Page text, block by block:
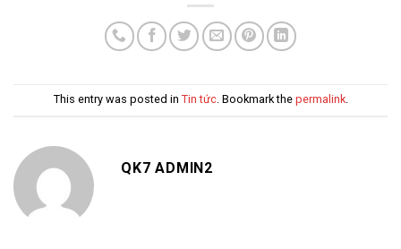
This entry was posted in Tin tức. Bookmark the permalink.
QK7 ADMIN2